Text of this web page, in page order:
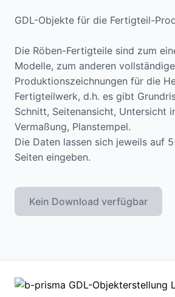
GDL-Objekte für die Fertigteil-
Die Röben-Fertigteile sind zum
Modelle, zum anderen
Produktionszeichnungen für die
Fertigteilwerk, d.h. es gibt
Schnitt, Seitenansicht, Untersicht
Vermaßung, Planstempel.
Die Daten lassen sich jeweils auf
Seiten eingeben.
Kein Download verfügbar